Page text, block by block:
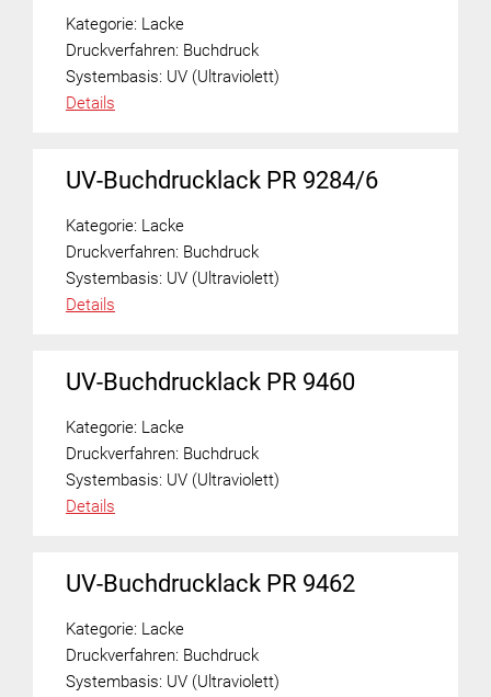
Kategorie: Lacke
Druckverfahren: Buchdruck
Systembasis: UV (Ultraviolett)
Details
UV-Buchdrucklack PR 9284/6
Kategorie: Lacke
Druckverfahren: Buchdruck
Systembasis: UV (Ultraviolett)
Details
UV-Buchdrucklack PR 9460
Kategorie: Lacke
Druckverfahren: Buchdruck
Systembasis: UV (Ultraviolett)
Details
UV-Buchdrucklack PR 9462
Kategorie: Lacke
Druckverfahren: Buchdruck
Systembasis: UV (Ultraviolett)